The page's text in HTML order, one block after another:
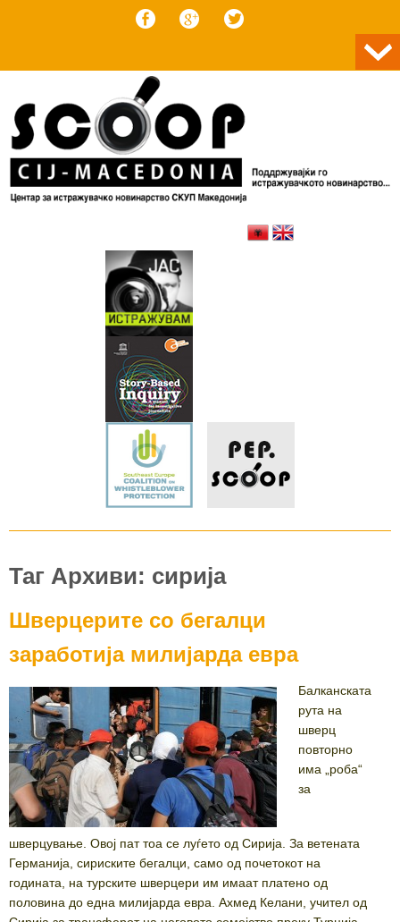
Таг Архиви: сирија
Шверцерите со бегалци
заработија милијарда евра
Балканската
рута на
шверц
повторно
има „роба“
за
шверцување. Овој пат тоа се луѓето од Сирија. За ветената
Германија, сириските бегалци, само од почетокот на
годината, на турските шверцери им имаат платено од
половина до една милијарда евра. Ахмед Келани, учител од